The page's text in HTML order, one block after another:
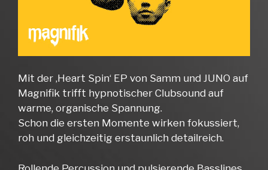
Mit der ‚Heart Spin‘ EP von Samm und JUNO auf
Magnifik trifft hypnotischer Clubsound auf
warme, organische Spannung.
Schon die ersten Momente wirken fokussiert,
roh und gleichzeitig erstaunlich detailreich.